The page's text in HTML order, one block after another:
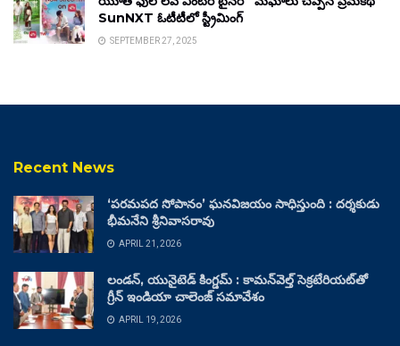
SunNXT ఓటీటీలో స్ట్రీమింగ్
SEPTEMBER 27, 2025
Recent News
‘పరమపద సోపానం’ ఘనవిజయం సాధిస్తుంది : దర్శకుడు
భీమనేని శ్రీనివాసరావు
APRIL 21, 2026
లండన్, యునైటెడ్ కింగ్డమ్ : కామన్‌వెల్త్ సెక్రటేరియట్‌తో
గ్రీన్ ఇండియా చాలెంజ్ సమావేశం
APRIL 19, 2026